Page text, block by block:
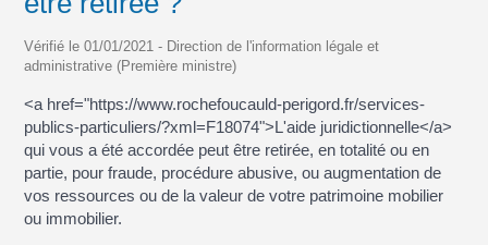
Vérifié le 01/01/2021 - Direction de l'information légale et
administrative (Première ministre)
<a href="https://www.rochefoucauld-perigord.fr/services-
publics-particuliers/?xml=F18074">L'aide juridictionnelle</a>
qui vous a été accordée peut être retirée, en totalité ou en
partie, pour fraude, procédure abusive, ou augmentation de
vos ressources ou de la valeur de votre patrimoine mobilier
ou immobilier.